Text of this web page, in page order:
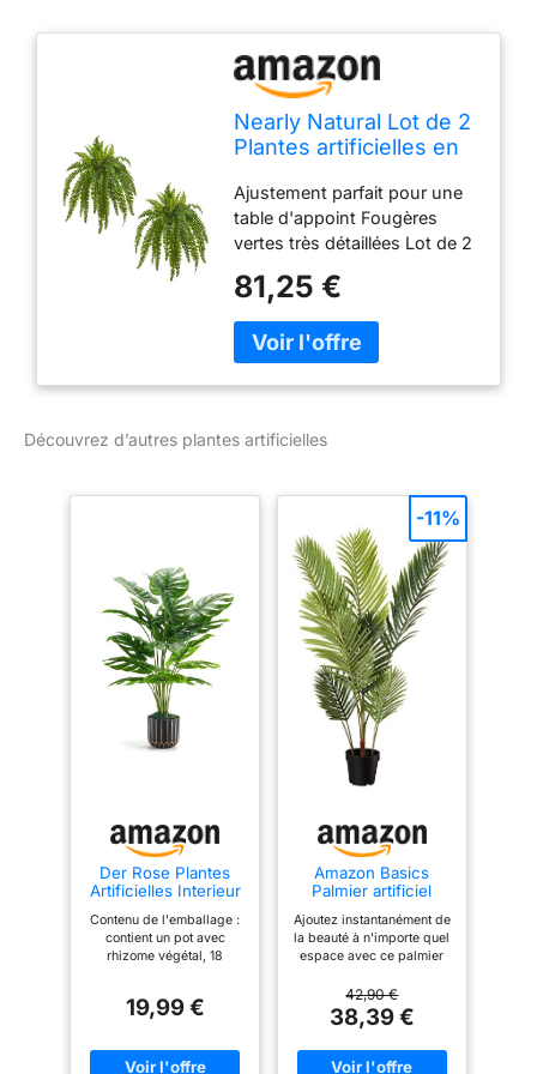
Nearly Natural Lot de 2
Plantes artificielles en
Ajustement parfait pour une
table d'appoint Fougères
vertes très détaillées Lot de 2
88,9 cm. Largeur : 101,6 cm.
D : 101,6 cm
81,25 €
Découvrez d’autres plantes artificielles
Der Rose Plantes
Artificielles Interieur
Pot,71cm Fausse
Plante Idéal pour la
Décoration de
Bureau et Jardin（1
Pot）
Contenu de l'emballage :
contient un pot avec
rhizome végétal, 18
monstera, mousse, c'est
assembler nos plantes
19,99 €
Amazon Basics
Palmier artificiel
en plastique, 119.8
cm, vert
Ajoutez instantanément de
la beauté à n'importe quel
espace avec ce palmier
polyester et plastique
avec une apparence et
une texture réalistes
forme naturelle avec des
42,90 €
38,39 €
-11%